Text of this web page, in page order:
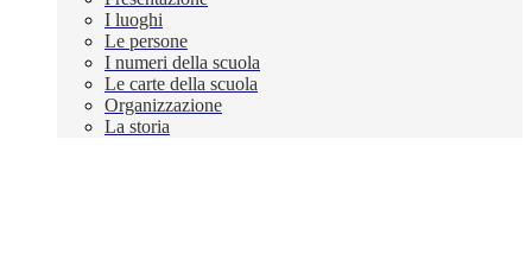
I luoghi
Le persone
I numeri della scuola
Le carte della scuola
Organizzazione
La storia